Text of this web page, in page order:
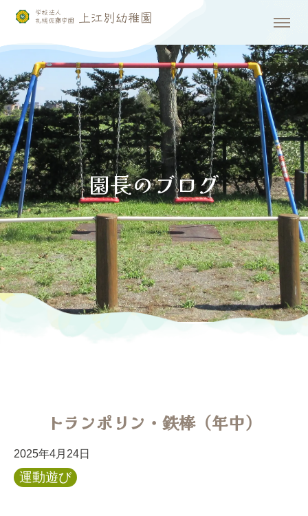
トランポリン・鉄棒（年中）
2025年4月24日
運動遊び